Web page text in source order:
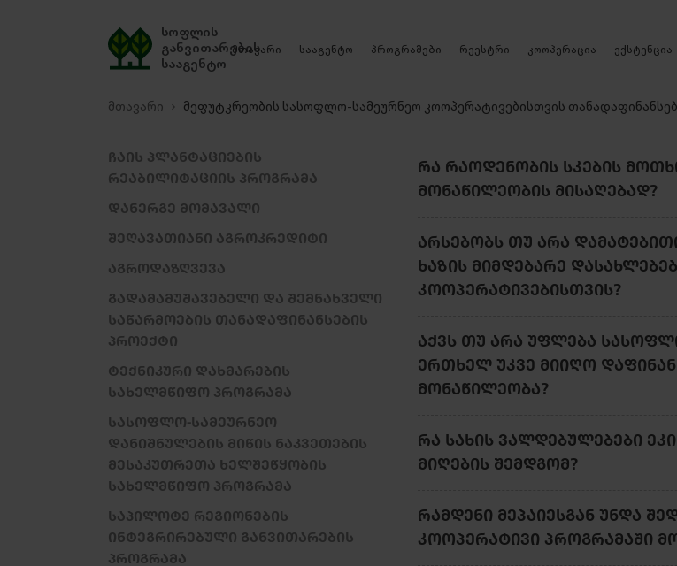
სოფლის
განვითარების
სააგენტო
მთავარი სააგენტო პროგრამები რეესტრი კოოპერაცია ექსტენცია
მთავარი მეფუტკრეობის სასოფლო-სამეურნეო კოოპერატივებისთვის
ᲩᲐᲘᲡ ᲞᲚᲐᲜᲢᲐᲪᲘᲔᲑᲘᲡ
ᲠᲔᲐᲑᲘᲚᲘᲢᲐᲪᲘᲘᲡ ᲞᲠᲝᲒᲠᲐᲛᲐ
ᲓᲐᲜᲔᲠᲒᲔ ᲛᲝᲛᲐᲕᲐᲚᲘ
ᲨᲔᲦᲐᲕᲐᲗᲘᲐᲜᲘ ᲐᲒᲠᲝᲙᲠᲔᲓᲘᲢᲘ
ᲐᲒᲠᲝᲓᲐᲖᲦᲕᲔᲕᲐ
ᲒᲐᲓᲐᲛᲐᲛᲣᲨᲐᲕᲔᲑᲔᲚᲘ ᲓᲐ ᲨᲔᲛᲜᲐᲮᲕᲔᲚᲘ
ᲡᲐᲬᲐᲠᲛᲝᲔᲑᲘᲡ ᲗᲐᲜᲐᲓᲐᲤᲘᲜᲐᲜᲡᲔᲑᲘᲡ
ᲞᲠᲝᲔᲥᲢᲘ
ᲢᲔᲥᲜᲘᲙᲣᲠᲘ ᲓᲐᲮᲛᲐᲠᲔᲑᲘᲡ
ᲡᲐᲮᲔᲚᲛᲬᲘᲤᲝ ᲞᲠᲝᲒᲠᲐᲛᲐ
ᲡᲐᲡᲝᲤᲚᲝ-ᲡᲐᲛᲔᲣᲠᲜᲔᲝ
ᲓᲐᲜᲘᲨᲜᲣᲚᲔᲑᲘᲡ ᲛᲘᲬᲘᲡ ᲜᲐᲙᲕᲔᲗᲔᲑᲘᲡ
ᲛᲔᲡᲐᲙᲣᲗᲠᲔᲗᲐ ᲮᲔᲚᲨᲔᲬᲧᲝᲑᲘᲡ
ᲡᲐᲮᲔᲚᲛᲬᲘᲤᲝ ᲞᲠᲝᲒᲠᲐᲛᲐ
ᲡᲐᲞᲘᲚᲝᲢᲔ ᲠᲔᲒᲘᲝᲜᲔᲑᲘᲡ
ᲘᲜᲢᲔᲒᲠᲘᲠᲔᲑᲣᲚᲘ ᲒᲐᲜᲕᲘᲗᲐᲠᲔᲑᲘᲡ
ᲞᲠᲝᲒᲠᲐᲛᲐ
ᲠᲐ ᲠᲐᲝᲓᲔᲜᲝᲑᲘᲡ ᲡᲙᲔᲑᲘᲡ
ᲛᲝᲜᲐᲬᲘᲚᲔᲝᲑᲘᲡ ᲛᲘᲡᲐᲦᲔᲑᲐᲓ?
ᲐᲠᲡᲔᲑᲝᲑᲡ ᲗᲣ ᲐᲠᲐ
ᲮᲐᲖᲘᲡ ᲛᲘᲛᲓᲔᲑᲐᲠᲔ
ᲙᲝᲝᲞᲔᲠᲐᲢᲘᲕᲔᲑᲘᲡᲗᲕᲘᲡ?
ᲐᲥᲕᲡ ᲗᲣ ᲐᲠᲐ ᲣᲤᲚᲔᲑᲐ
ᲔᲠᲗᲮᲔᲚ ᲣᲙᲕᲔ ᲛᲘᲘᲦᲝ
ᲛᲝᲜᲐᲬᲘᲚᲔᲝᲑᲐ?
ᲠᲐ ᲡᲐᲮᲘᲡ ᲕᲐᲚᲓᲔᲑᲣᲚᲔᲑᲔᲑᲘ
ᲛᲘᲦᲔᲑᲘᲡ ᲨᲔᲛᲓᲒᲝᲛ?
ᲠᲐᲛᲓᲔᲜᲘ ᲛᲔᲞᲐᲘᲔᲡᲒᲐᲜ ᲣᲜᲓᲐ
ᲙᲝᲝᲞᲔᲠᲐᲢᲘᲕᲘ ᲞᲠᲝᲒᲠᲐᲛᲐᲨᲘ